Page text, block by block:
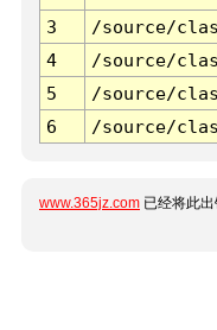
3 /source/
4
/source/
5
/source/
6
/source/
www.365jz.com 已经将此